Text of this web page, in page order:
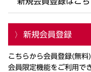
新規会員登録
こちらから会員登録(無
会員限定機能をご利用で